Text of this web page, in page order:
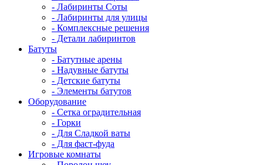
- Лабиринты Соты
- Лабиринты для улицы
- Комплексные решения
- Детали лабиринтов
Батуты
- Батутные арены
- Надувные батуты
- Детские батуты
- Элементы батутов
Оборудование
- Сетка оградительная
- Горки
- Для Сладкой ваты
- Для фаст-фуда
Игровые комнаты